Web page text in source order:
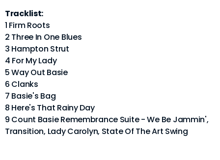
Tracklist:
1 Firm Roots
2 Three In One Blues
3 Hampton Strut
4 For My Lady
5 Way Out Basie
6 Clanks
7 Basie's Bag
8 Here's That Rainy Day
9 Count Basie Remembrance Suite - We Be Jammin',
Transition, Lady Carolyn, State Of The Art Swing